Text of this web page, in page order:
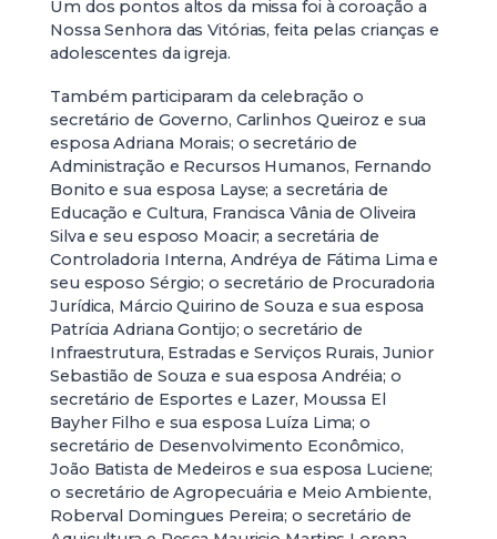
Um dos pontos altos da missa foi à coroação a
Nossa Senhora das Vitórias, feita pelas crianças e
adolescentes da igreja.
Também participaram da celebração o
secretário de Governo, Carlinhos Queiroz e sua
esposa Adriana Morais; o secretário de
Administração e Recursos Humanos, Fernando
Bonito e sua esposa Layse; a secretária de
Educação e Cultura, Francisca Vânia de Oliveira
Silva e seu esposo Moacir; a secretária de
Controladoria Interna, Andréya de Fátima Lima e
seu esposo Sérgio; o secretário de Procuradoria
Jurídica, Márcio Quirino de Souza e sua esposa
Patrícia Adriana Gontijo; o secretário de
Infraestrutura, Estradas e Serviços Rurais, Junior
Sebastião de Souza e sua esposa Andréia; o
secretário de Esportes e Lazer, Moussa El
Bayher Filho e sua esposa Luíza Lima; o
secretário de Desenvolvimento Econômico,
João Batista de Medeiros e sua esposa Luciene;
o secretário de Agropecuária e Meio Ambiente,
Roberval Domingues Pereira; o secretário de